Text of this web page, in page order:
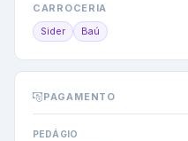
CARROCERIA
Sider Baú
PAGAMENTO
PEDÁGIO